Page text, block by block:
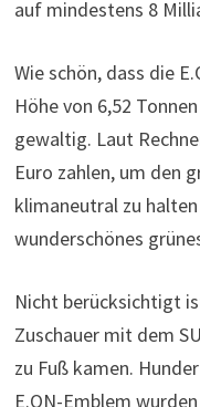
auf mindestens 8
Wie schön, dass die
Höhe von 6,52
gewaltig. Laut
Euro zahlen, um den
klimaneutral zu
wunderschönes
Nicht berücksichtigt
Zuschauer mit dem
zu Fuß kamen.
E.ON-Emblem